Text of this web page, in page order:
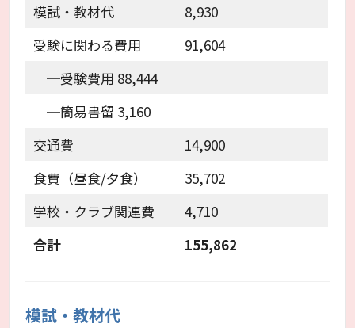
模試・教材代
8,930
受験に関わる費用
91,604
─受験費用 88,444
─簡易書留 3,160
交通費
14,900
食費（昼食/夕食）
35,702
学校・クラブ関連費
4,710
合計
155,862
模試・教材代